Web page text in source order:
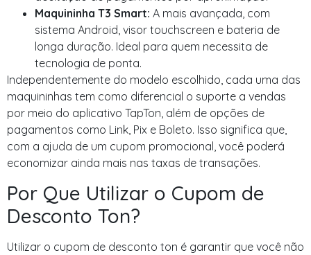
Maquininha T3 Smart: A mais avançada, com
sistema Android, visor touchscreen e bateria de
longa duração. Ideal para quem necessita de
tecnologia de ponta.
Independentemente do modelo escolhido, cada uma das
maquininhas tem como diferencial o suporte a vendas
por meio do aplicativo TapTon, além de opções de
pagamentos como Link, Pix e Boleto. Isso significa que,
com a ajuda de um cupom promocional, você poderá
economizar ainda mais nas taxas de transações.
Por Que Utilizar o Cupom de
Desconto Ton?
Utilizar o cupom de desconto ton é garantir que você não